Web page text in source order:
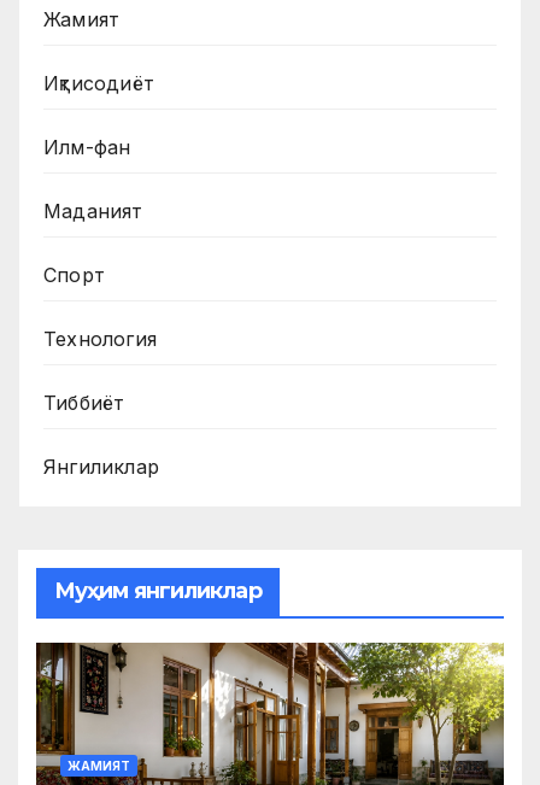
Жамият
Иқтисодиёт
Илм-фан
Маданият
Спорт
Технология
Тиббиёт
Янгиликлар
Муҳим янгиликлар
ЖАМИЯТ